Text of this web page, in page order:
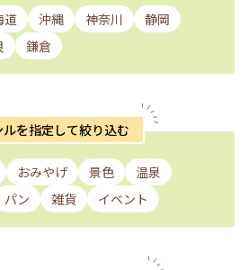
道 沖縄 神奈川
静岡
鎌倉
ルを指定して絞り込む
おみやげ 景色
温泉
パン 雑貨 イベント